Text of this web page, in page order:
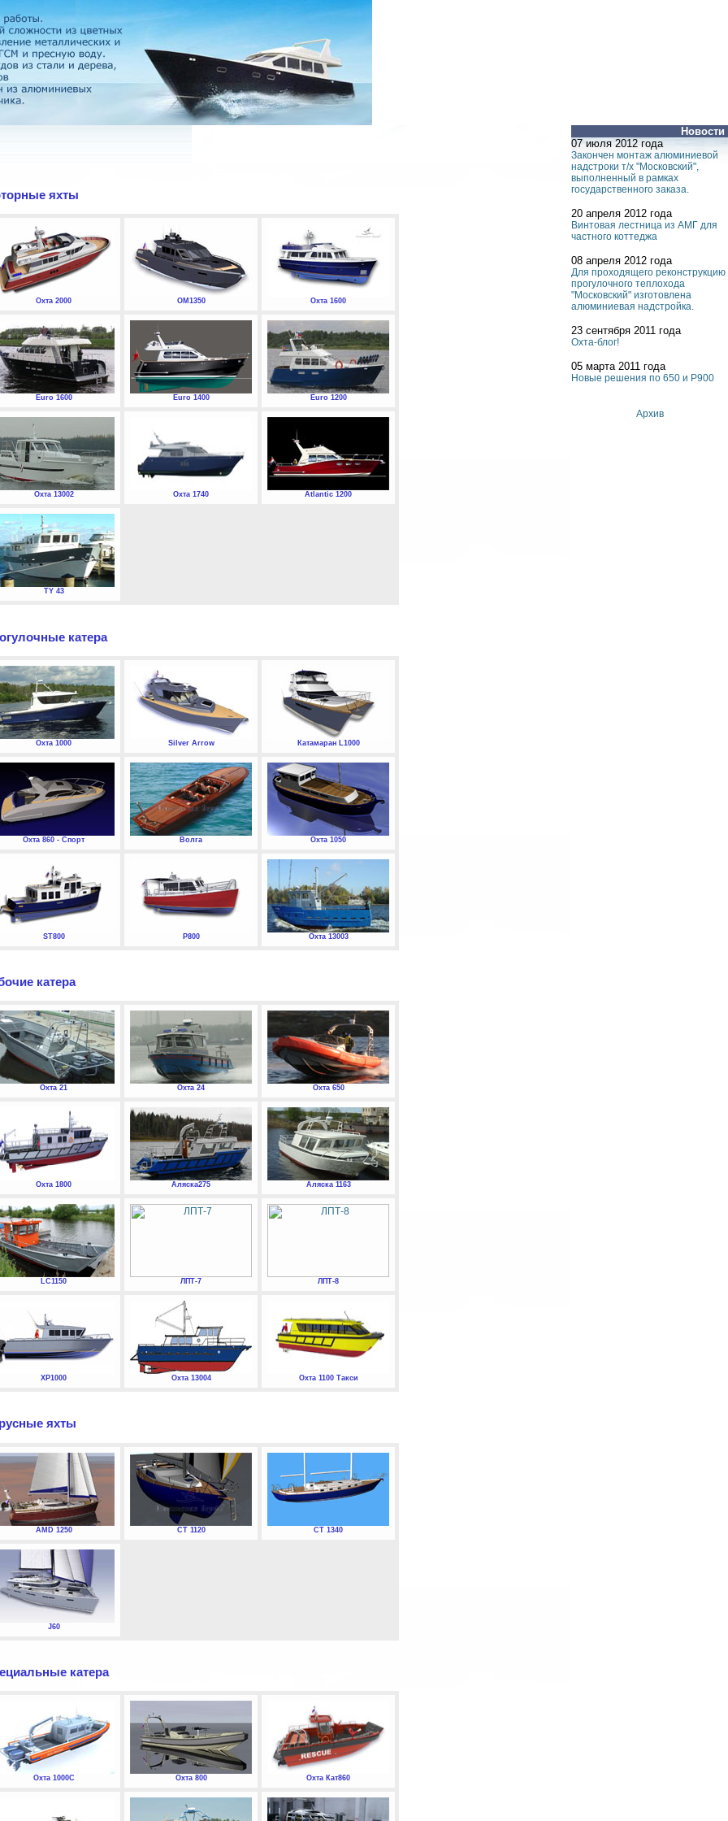
Новости
07 июля 2012 года
Закончен монтаж алюминиевой
надстроки т/х "Московский",
выполненный в рамках
государственного заказа.
20 апреля 2012 года
Винтовая лестница из АМГ для
частного коттеджа
08 апреля 2012 года
Для проходящего реконструкцию
прогулочного теплохода
"Московский" изготовлена
алюминиевая надстройка.
23 сентября 2011 года
Охта-блог!
05 марта 2011 года
Новые решения по 650 и P900
Архив
яхты
Охта 2000 ОМ1350 Охта 1600
Euro 1600 Euro 1400 Euro 1200
Охта 13002 Охта 1740 Atlantic 1200
TY 43
катера
Охта 1000 Silver Arrow Катамаран L1000
Охта 860 - Спорт Волга Охта 1050
ST800 P800 Охта 13003
катера
Охта 21 Охта 24 Охта 650
Охта 1800 Аляска275 Аляска 1163
LC1150 ЛПТ-7 ЛПТ-8
XP1000 Охта 13004 Охта 1100 Такси
яхты
AMD 1250 СТ 1120 СТ 1340
J60
катера
Охта 1000С Охта 800 Охта Кат860